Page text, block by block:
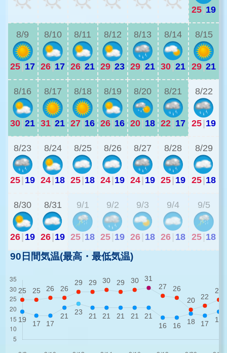
25|19
8/9
25| 17
8/10
26|17
8/11
26|21
8/12
29|23
8/13
29|21
8/14
30|21
8/15
29|21
8/16
30|21
8/17
31|21
8/18
27|16
8/19
26|16
8/20
20| 18
8/21
22| 17
8/22
25|19
8/23
25| 19
8/24
24|18
8/25
25|18
8/26
24|19
8/27
24| 19
8/28
25| 19
8/29
25|18
8/30
26| 19
8/31
26|19
9/1
25 18
9/2
25 19
9/3
26 18
9/4
26 18
9/5
25 18
90日間気温(最高・最低気温)